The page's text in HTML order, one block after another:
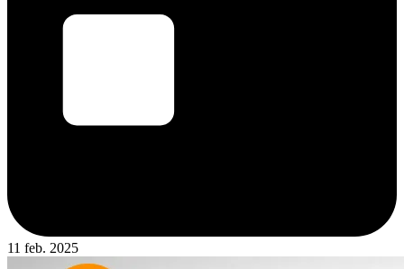
11 feb. 2025